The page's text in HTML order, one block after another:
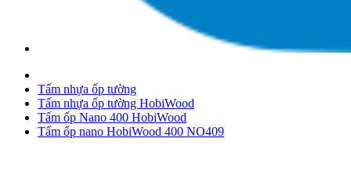
Tấm nhựa ốp tường
Tấm nhựa ốp tường HobiWood
Tấm ốp Nano 400 HobiWood
Tấm ốp nano HobiWood 400 NO409